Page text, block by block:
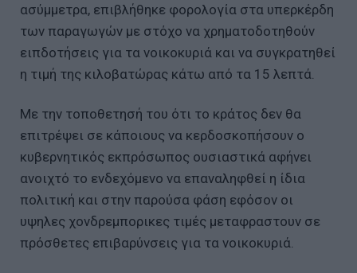
ασύμμετρα, επιβλήθηκε φορολογία στα υπερκέρδη
των παραγωγών με στόχο να χρηματοδοτηθούν
ειπδοτήσεις για τα νοικοκυριά και να συγκρατηθεί
η τιμή της κιλοβατώρας κάτω από τα 15 λεπτά.
Με την τοποθετησή του ότι το κράτος δεν θα
επιτρέψει σε κάποιους να κερδοσκοπήσουν ο
κυβερνητικός εκπρόσωπος ουσιαστικά αφήνει
ανοιχτό το ενδεχόμενο να επαναληφθεί η ίδια
πολιτική και στην παρούσα φάση εφόσον οι
υψηλες χονδρεμπορικες τιμές μεταφραστουν σε
πρόσθετες επιβαρύνσεις για τα νοικοκυριά.